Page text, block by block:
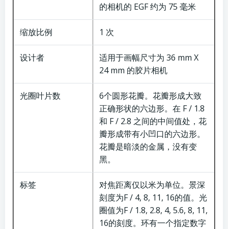
的相机的 EGF 约为 75 毫米
缩放比例 1 次
设计者
适用于画幅尺寸为 36 mm X
24 mm 的胶片相机
光圈叶片数
6个圆形花瓣。花瓣形成大致
正确形状的六边形。在 F / 1.8
和 F / 2.8 之间的中间值处，花
瓣形成带有小凹口的六边形。
花瓣是暗淡的金属，没有变
黑。
标签
对焦距离仅以米为单位。景深
刻度为F / 4, 8, 11, 16的值。光
圈值为F / 1.8, 2.8, 4, 5.6, 8, 11,
16的刻度。环有一个指定数字